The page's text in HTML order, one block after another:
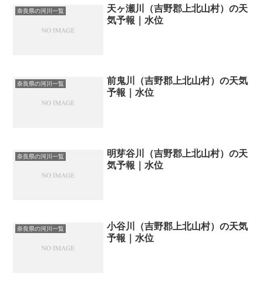
奈良県の河川一覧
天ヶ瀬川（吉野郡上北山村）の天
気予報｜水位
奈良県の河川一覧
前鬼川（吉野郡上北山村）の天気
予報｜水位
奈良県の河川一覧
明芽谷川（吉野郡上北山村）の天
気予報｜水位
奈良県の河川一覧
小谷川（吉野郡上北山村）の天気
予報｜水位